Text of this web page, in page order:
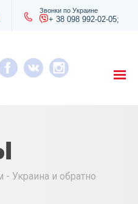
Звонки по Украине
+ 38 098 992-02-05;
Украина и обратно